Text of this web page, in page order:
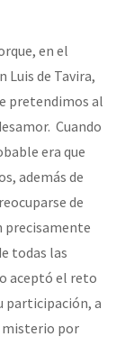
en el
Luis de Tavira,
pretendimos al
Cuando
era que
además de
de
precisamente
todas las
aceptó el reto
participación, a
misterio por